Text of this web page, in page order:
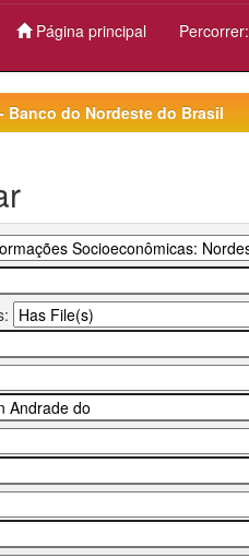
Página principal Percorrer:
Banco do Nordeste do Brasil